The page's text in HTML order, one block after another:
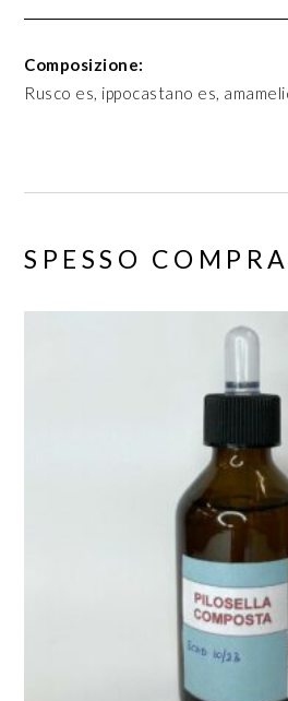
Composizione:
Rusco es, ippocastano es,
SPESSO